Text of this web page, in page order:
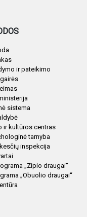
ir pateikimo
sistema
ir kultūros centras
tarnyba
inspekcija
„Zipio draugai“
„Obuolio draugai“